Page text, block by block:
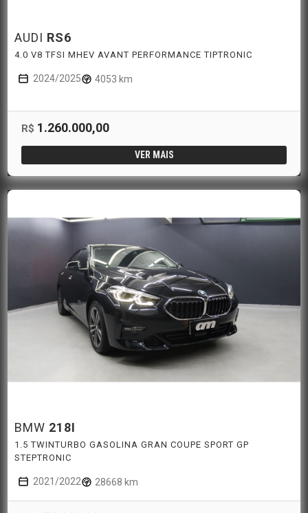
AUDI RS6
4.0 V8 TFSI MHEV AVANT PERFORMANCE TIPTRONIC
2024/2025 4053 km
R$ 1.260.000,00
VER MAIS
BMW 218I
1.5 TWINTURBO GASOLINA GRAN COUPE SPORT GP
STEPTRONIC
2021/2022 28668 km